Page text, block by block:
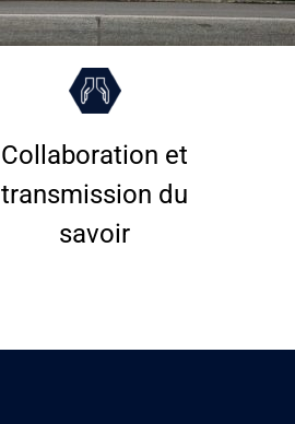
Collaboration et
transmission du
savoir